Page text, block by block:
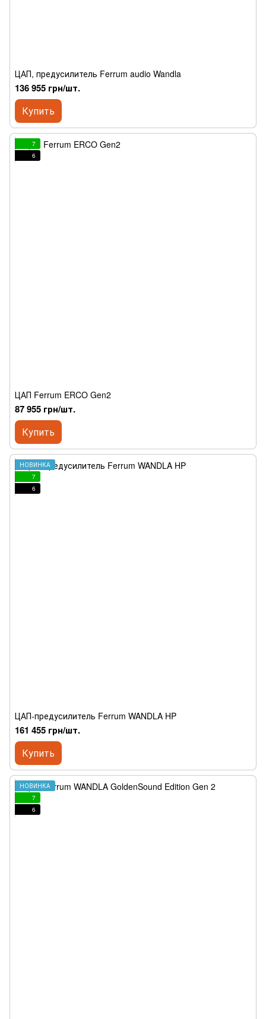
ЦАП, предусилитель Ferrum audio Wandla
136 955 грн/шт.
Купить
7
6
ЦАП Ferrum ERCO Gen2
87 955 грн/шт.
Купить
НОВИНКА
7
6
ЦАП-предусилитель Ferrum WANDLA HP
161 455 грн/шт.
Купить
НОВИНКА
7
6